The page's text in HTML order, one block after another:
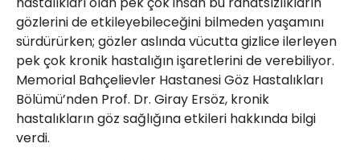
gözlerini de etkileyebileceğini bilmeden yaşamını
sürdürürken; gözler aslında vücutta gizlice ilerleyen
pek çok kronik hastalığın işaretlerini de verebiliyor.
Memorial Bahçelievler Hastanesi Göz Hastalıkları
Bölümü’nden Prof. Dr. Giray Ersöz, kronik
hastalıkların göz sağlığına etkileri hakkında bilgi
verdi.